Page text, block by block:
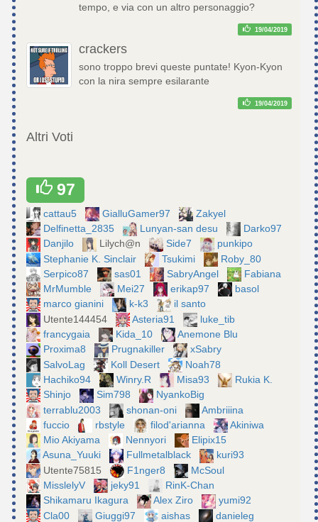
tempo, e via con un altro personaggio?
19/04/2019
crackers
sono troppo brevi queste puntate! Kyon-Kyon
con la nira sempre esilarante
19/04/2019
Altri Voti
97
cattau5 GialluGamer97
Zakyel
Delfinetta_2835
Lunyan-san desu
Darko97
Danjilo
Lilych@n Side7
punkipo
Stephanie K. Sinclair
Tsukimi
Roby_80
Serpico87
sas01 SabryAngel
Fabiana
MrMumble
Mei27 erikap97
basol
marco gianini
k-k3
il santo
Utente144454
Asteria91
luke_tib
francygaia
Kida_10
Anemone Blu
Proxima8
Prugnakiller
xSabry
SalvoLag
Koll Desert
Noah78
Hachiko94
Winry.R Misa93
Rukia K.
Shinjo
Sim798
NyankoBig
terrablu2003
shonan-oni
Ambriiina
fuccio
rbstyle filod'arianna
Akiniwa
Mio Akiyama
Nennyori
Elipix15
Asuna_Yuuki
Fullmetalblack
kuri93
Utente75815
F1nger8
McSoul
MisslelyV
jeky91
RinK-Chan
Shikamaru Ikagura
Alex Ziro
yumi92
Cla00
Giuggi97 aishas
danieleg